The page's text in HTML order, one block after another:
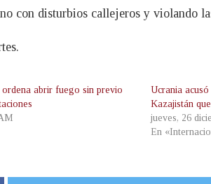
con disturbios callejeros y violando
abrir fuego sin previo
Ucrania
Kazajistán
jueves, 26
En